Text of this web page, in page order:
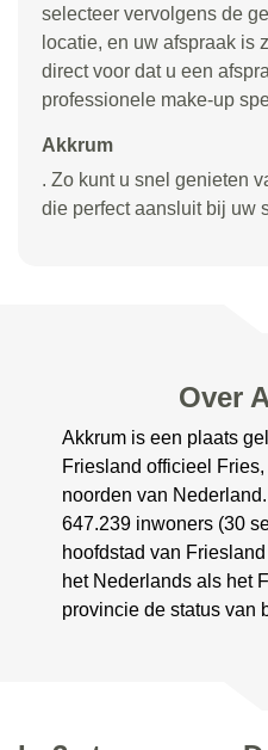
selecteer vervolgens de
locatie, en uw afspraak is
direct voor dat u een
professionele make-up
Akkrum
. Zo kunt u snel genieten
die perfect aansluit bij uw
Over
Akkrum is een plaats
Friesland officieel
noorden van
647.239 inwoners (30
hoofdstad van
het Nederlands als het
provincie de status van